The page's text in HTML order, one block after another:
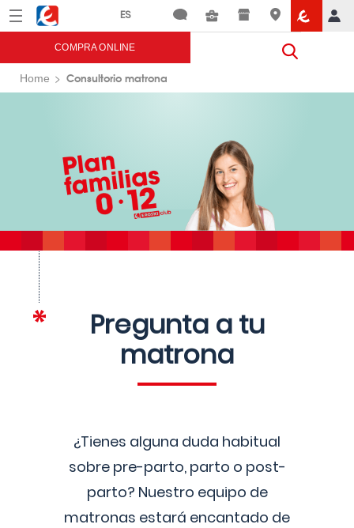
Menú Eroski
COMPRA ONLINE
Home Consultorio matrona
Pregunta a tu
matrona
¿Tienes alguna duda habitual
sobre pre-parto, parto o post-
parto? Nuestro equipo de
matronas estará encantado de